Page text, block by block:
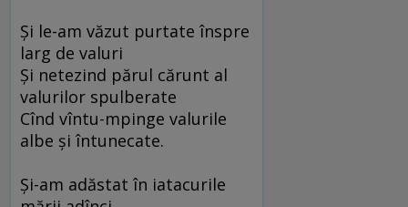
Şi le-am văzut purtate înspre
larg de valuri
Şi netezind părul cărunt al
valurilor spulberate
Cînd vîntu-mpinge valurile
albe şi întunecate.
Şi-am adăstat în iatacurile